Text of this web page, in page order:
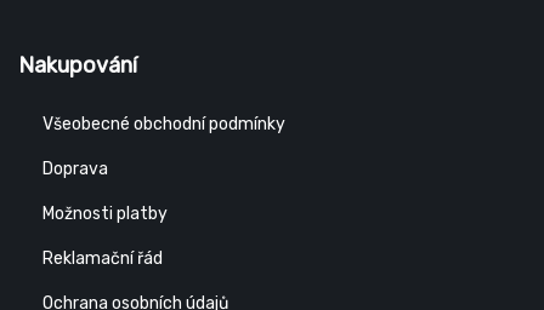
Nakupování
Všeobecné obchodní podmínky
Doprava
Možnosti platby
Reklamační řád
Ochrana osobních údajů